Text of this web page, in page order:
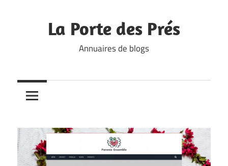
La Porte des Prés
Annuaires de blogs